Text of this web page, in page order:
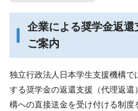
企業による奨学金返
ご案内
独立行政法人日本学生支援機構
する奨学金の返還支援（代理返
構への直接送金を受け付ける制度